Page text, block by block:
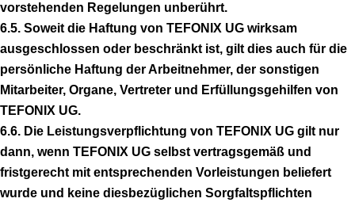
vorstehenden Regelungen unberührt.
6.5. Soweit die Haftung von TEFONIX UG wirksam
ausgeschlossen oder beschränkt ist, gilt dies auch für die
persönliche Haftung der Arbeitnehmer, der sonstigen
Mitarbeiter, Organe, Vertreter und Erfüllungsgehilfen von
TEFONIX UG.
6.6. Die Leistungsverpflichtung von TEFONIX UG gilt nur
dann, wenn TEFONIX UG selbst vertragsgemäß und
fristgerecht mit entsprechenden Vorleistungen beliefert
wurde und keine diesbezüglichen Sorgfaltspflichten